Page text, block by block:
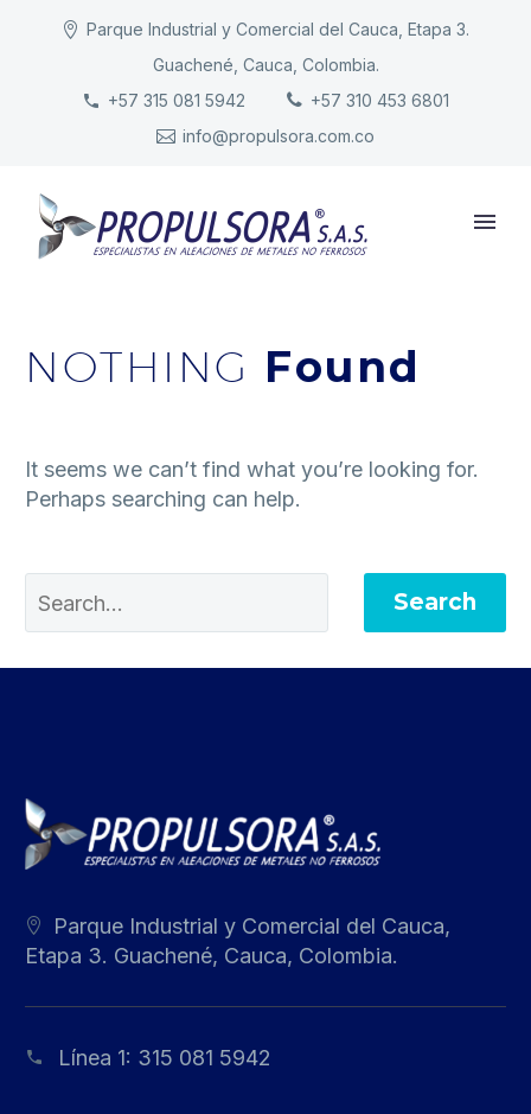
Parque Industrial y Comercial del Cauca, Etapa 3.
Guachené, Cauca, Colombia.
+57 315 081 5942
+57 310 453 6801
info@propulsora.com.co
INICIO
PRODUCTOS
NOTHING Found
It seems we can’t find what you’re looking for.
Perhaps searching can help.
Search
Parque Industrial y Comercial del Cauca,
Etapa 3. Guachené, Cauca, Colombia.
Línea 1: 315 081 5942